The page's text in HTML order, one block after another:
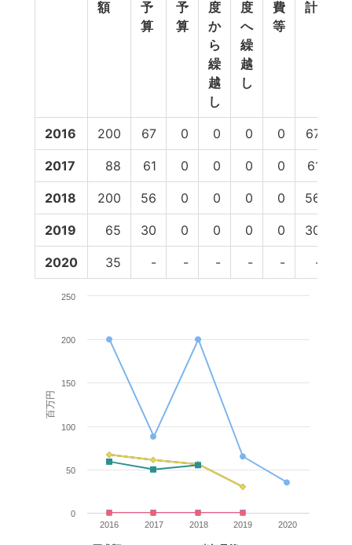
額
予
算
予
算
度
か
ら
繰
越
し
度
へ
繰
越
し
費
等
計
2016 200 67 0 0 0 0 67
2017 88 61 0 0 0 0 61
2018 200 56 0 0 0 0 56
2019 65 30 0 0 0 0 30
2020 35 - - - - - -
百万円
2016 2017 2018 2019 2020
0
50
100
150
200
250